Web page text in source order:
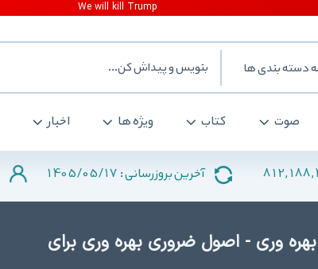
دسته بندی ها
صوت کتاب ویژه ها اخبار
آخرین بروزرسانی : 1405/05/17
وری - اصول ضروری بهره وری برای